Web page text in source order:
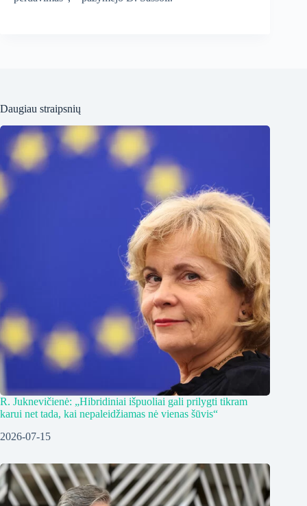
Daugiau straipsnių
R. Juknevičienė: „Hibridiniai išpuoliai gali prilygti tikram
karui net tada, kai nepaleidžiamas nė vienas šūvis“
2026-07-15